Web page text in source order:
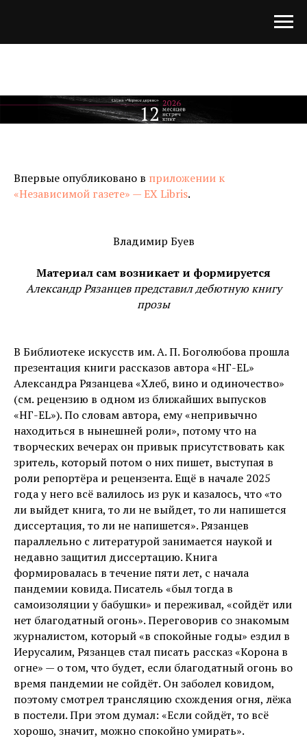
Впервые опубликовано в приложении к
«Независимой газете» — EX Libris.
Владимир Буев
Материал сам возникает и формируется
Александр Рязанцев представил дебютную книгу
прозы
В Библиотеке искусств им. А. П. Боголюбова прошла
презентация книги рассказов автора «НГ-EL»
Александра Рязанцева «Хлеб, вино и одиночество»
(см. рецензию в одном из ближайших выпусков
«НГ-EL»). По словам автора, ему «непривычно
находиться в нынешней роли», потому что на
творческих вечерах он привык присутствовать как
зритель, который потом о них пишет, выступая в
роли репортёра и рецензента. Ещё в начале 2025
года у него всё валилось из рук и казалось, что «то
ли выйдет книга, то ли не выйдет, то ли напишется
диссертация, то ли не напишется». Рязанцев
параллельно c литературой занимается наукой и
недавно защитил диссертацию. Книга
формировалась в течение пяти лет, с начала
пандемии ковида. Писатель «был тогда в
самоизоляции у бабушки» и переживал, «сойдёт или
нет благодатный огонь». Переговорив со знакомым
журналистом, который «в спокойные годы» ездил в
Иерусалим, Рязанцев стал писать рассказ «Корона в
огне» — о том, что будет, если благодатный огонь во
время пандемии не сойдёт. Он заболел ковидом,
поэтому смотрел трансляцию схождения огня, лёжа
в постели. При этом думал: «Если сойдёт, то всё
хорошо, значит, можно спокойно умирать».